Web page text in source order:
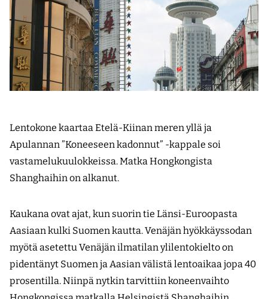
Lentokone kaartaa Etelä-Kiinan meren yllä ja
Apulannan ”Koneeseen kadonnut” -kappale soi
vastamelukuulokkeissa. Matka Hongkongista
Shanghaihin on alkanut.
Kaukana ovat ajat, kun suorin tie Länsi-Euroopasta
Aasiaan kulki Suomen kautta. Venäjän hyökkäyssodan
myötä asetettu Venäjän ilmatilan ylilentokielto on
pidentänyt Suomen ja Aasian välistä lentoaikaa jopa 40
prosentilla. Niinpä nytkin tarvittiin koneenvaihto